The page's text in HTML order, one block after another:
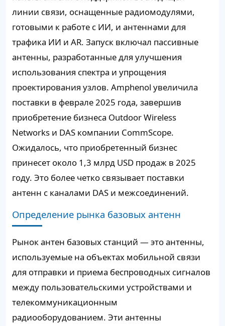
линии связи, оснащенные радиомодулями,
готовыми к работе с ИИ, и антеннами для
трафика ИИ и AR. Запуск включал пассивные
антенны, разработанные для улучшения
использования спектра и упрощения
проектирования узлов. Amphenol увеличила
поставки в феврале 2025 года, завершив
приобретение бизнеса Outdoor Wireless
Networks и DAS компании CommScope.
Ожидалось, что приобретенный бизнес
принесет около 1,3 млрд USD продаж в 2025
году. Это более четко связывает поставки
антенн с каналами DAS и межсоединений.
Определение рынка базовых антенн
Рынок антен базовых станций — это антенны,
используемые на объектах мобильной связи
для отправки и приема беспроводных сигналов
между пользовательскими устройствами и
телекоммуникационным
радиооборудованием. Эти антенны